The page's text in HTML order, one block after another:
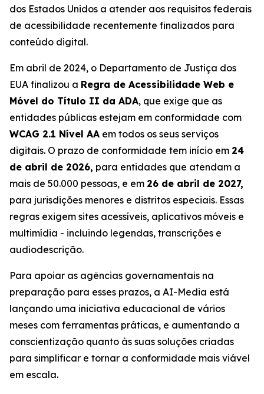
dos Estados Unidos a atender aos requisitos federais
de acessibilidade recentemente finalizados para
conteúdo digital.
Em abril de 2024, o Departamento de Justiça dos
EUA finalizou a Regra de Acessibilidade Web e
Móvel do Título II da ADA, que exige que as
entidades públicas estejam em conformidade com
WCAG 2.1 Nível AA em todos os seus serviços
digitais. O prazo de conformidade tem início em 24
de abril de 2026, para entidades que atendam a
mais de 50.000 pessoas, e em 26 de abril de 2027,
para jurisdições menores e distritos especiais. Essas
regras exigem sites acessíveis, aplicativos móveis e
multimídia - incluindo legendas, transcrições e
audiodescrição.
Para apoiar as agências governamentais na
preparação para esses prazos, a AI-Media está
lançando uma iniciativa educacional de vários
meses com ferramentas práticas, e aumentando a
conscientização quanto às suas soluções criadas
para simplificar e tornar a conformidade mais viável
em escala.